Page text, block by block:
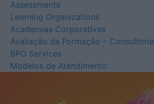
Assessments
Learning Organizations
Academias Corporativas
Avaliação da Formação – Consultoria
BPO Services
Modelos de Atendimento